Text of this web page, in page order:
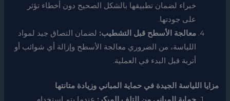
خبراء لضمان تطبيقها بالشكل الصحيح دون أخطاء تؤثر
على جودتها.
معالجة الأسطح قبل التشطيب: لضمان التصاق جيد لمواد
اللياسة، من الضروري معالجة الأسطح وإزالة أي شوائب أو
أتربة قبل البدء في العملية.
مزايا اللياسة الجيدة في حماية المباني وزيادة متانتها